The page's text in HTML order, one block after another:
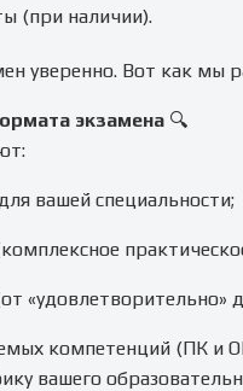
(при наличии).
уверенно. Вот как мы
экзамена 🔍
вашей специальности;
«удовлетворительно»
компетенций (ПК и
вашего